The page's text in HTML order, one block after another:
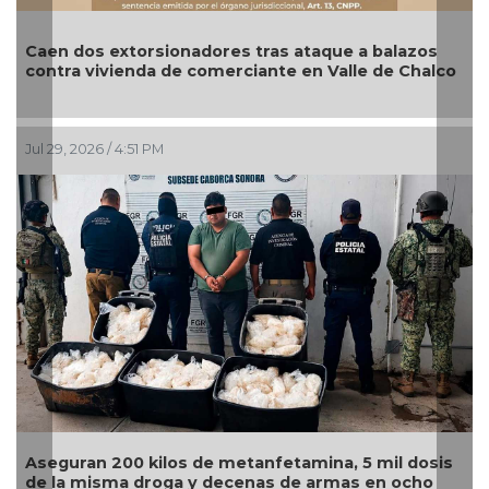
extorsionadores tras ataque a balazos
vivienda de comerciante en Valle de Chalco
/ 4:51 PM
200 kilos de metanfetamina, 5 mil dosis
droga y decenas de armas en ocho
camión